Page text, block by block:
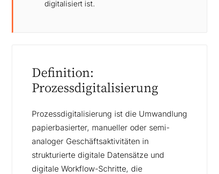
digitalisiert ist.
Definition:
Prozessdigitalisierung
Prozessdigitalisierung ist die Umwandlung
papierbasierter, manueller oder semi-
analoger Geschäftsaktivitäten in
strukturierte digitale Datensätze und
digitale Workflow-Schritte, die